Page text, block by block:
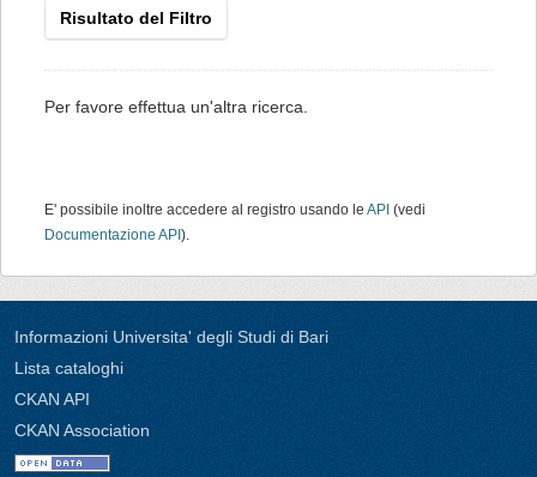
Risultato del Filtro
Per favore effettua un'altra ricerca.
E' possibile inoltre accedere al registro usando le API (vedi
Documentazione API ).
Informazioni Universita' degli Studi di Bari
Lista cataloghi
CKAN API
CKAN Association